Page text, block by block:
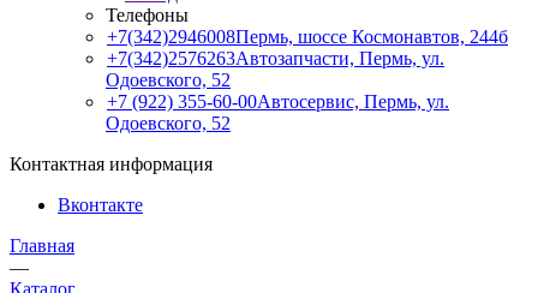
Телефоны
+7(342)2946008Пермь, шоссе Космонавтов, 244б
+7(342)2576263Автозапчасти, Пермь, ул.
Одоевского, 52
+7 (922) 355-60-00Автосервис, Пермь, ул.
Одоевского, 52
Контактная информация
Вконтакте
Главная
—
Каталог